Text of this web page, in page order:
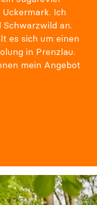
Ich
Schwarzwild an.
es sich um einen
in Prenzlau.
mein Angebot